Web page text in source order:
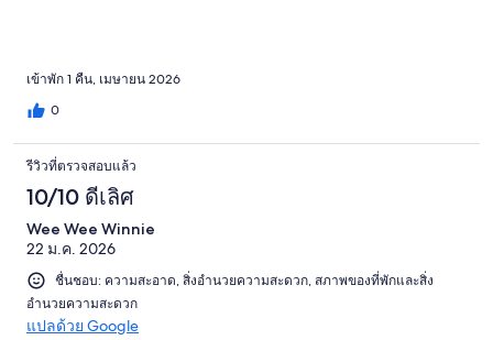
เข้าพัก 1 คืน, เมษายน 2026
0
รีวิวที่ตรวจสอบแล้ว
10/10 ดีเลิศ
Wee Wee Winnie
22 ม.ค. 2026
ชื่นชอบ: ความสะอาด, สิ่งอำนวยความสะดวก, สภาพของที่พักและสิ่ง
อำนวยความสะดวก
แปลด้วย Google